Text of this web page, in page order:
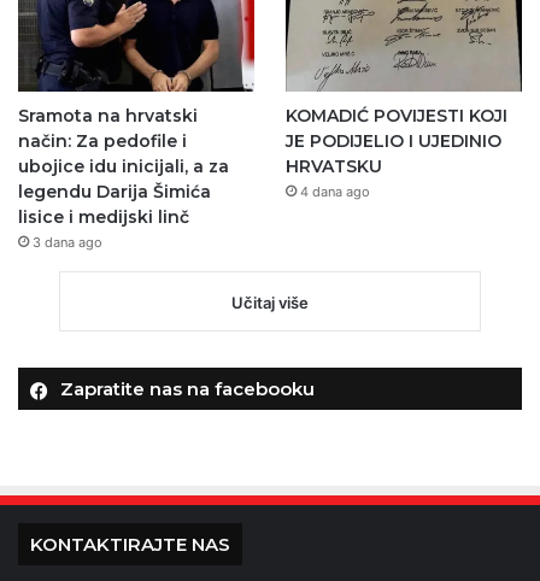
Sramota na hrvatski
način: Za pedofile i
ubojice idu inicijali, a za
legendu Darija Šimića
lisice i medijski linč
3 dana ago
KOMADIĆ POVIJESTI KOJI
JE PODIJELIO I UJEDINIO
HRVATSKU
4 dana ago
Učitaj više
Zapratite nas na facebooku
KONTAKTIRAJTE NAS